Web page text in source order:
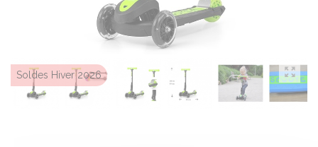
Soldes Hiver 2026